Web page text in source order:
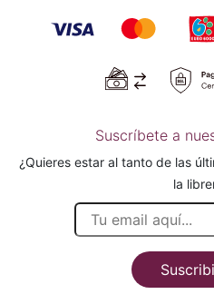
Suscríbete a
¿Quieres estar al tanto de las
la